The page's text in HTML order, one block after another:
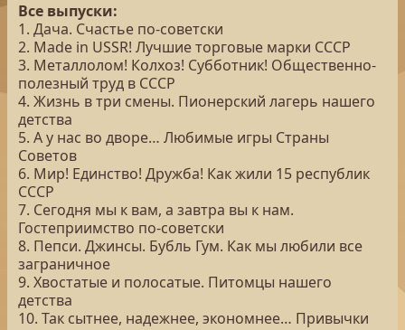
Все выпуски:
1. Дача. Счастье по-советски
2. Made in USSR! Лучшие торговые марки СССР
3. Металлолом! Колхоз! Субботник! Общественно-
полезный труд в СССР
4. Жизнь в три смены. Пионерский лагерь нашего
детства
5. А у нас во дворе… Любимые игры Страны
Советов
6. Мир! Единство! Дружба! Как жили 15 республик
СССР
7. Сегодня мы к вам, а завтра вы к нам.
Гостеприимство по-советски
8. Пепси. Джинсы. Бубль Гум. Как мы любили все
заграничное
9. Хвостатые и полосатые. Питомцы нашего
детства
10. Так сытнее, надежнее, экономнее… Привычки